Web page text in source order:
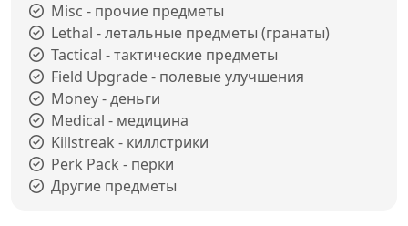
Misc - прочие предметы
Lethal - летальные предметы (гранаты)
Tactical - тактические предметы
Field Upgrade - полевые улучшения
Money - деньги
Medical - медицина
Killstreak - киллстрики
Perk Pack - перки
Другие предметы